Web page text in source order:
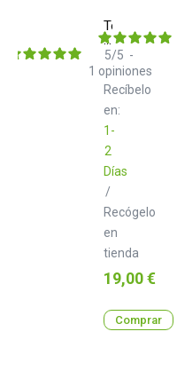
Teenage
Engineering
OP-
Z
4-
pole
audio
cable
curly
Recíbelo
en:
1-
2
Días
/
Recógelo
en
tienda
5/5 -
1 opiniones
Precio
19,00 €
Comprar